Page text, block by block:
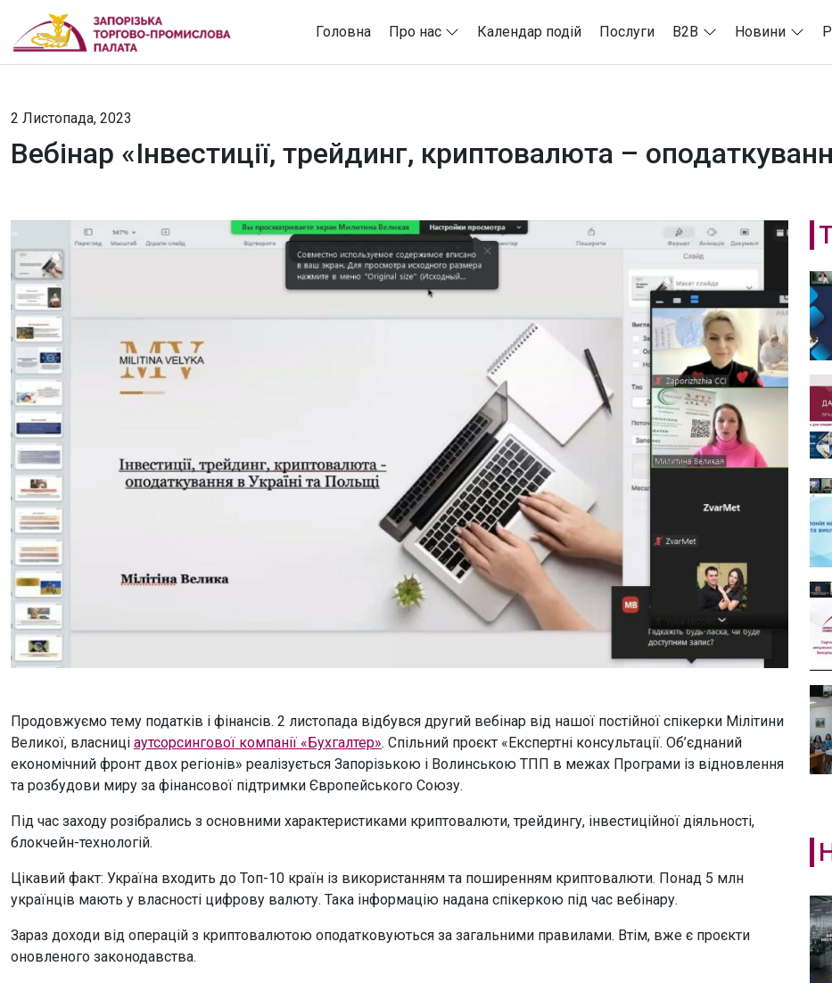
Головна Про нас Календар подій Послуги B2B Новини
2 Листопада, 2023
Вебінар «Інвестиції, трейдинг, криптовалюта –
Продовжуємо тему податків і фінансів. 2 листопада відбувся другий вебінар від нашої постійної спікерки Мілітини
Великої, власниці аутсорсингової компанії «Бухгалтер». Спільний проєкт «Експертні консультації. Об’єднаний
економічний фронт двох регіонів» реалізується Запорізькою і Волинською ТПП в межах Програми із відновлення
та розбудови миру за фінансової підтримки Європейського Союзу.
Під час заходу розібрались з основними характеристиками криптовалюти, трейдингу, інвестиційної діяльності,
блокчейн-технологій.
Цікавий факт: Україна входить до Топ-10 країн із використанням та поширенням криптовалюти. Понад 5 млн
українців мають у власності цифрову валюту. Така інформацію надана спікеркою під час вебінару.
Зараз доходи від операцій з криптовалютою оподатковуються за загальними правилами. Втім, вже є проєкти
оновленого законодавства.